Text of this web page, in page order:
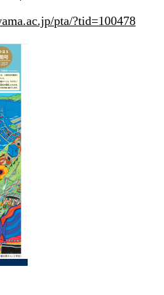
pta/?tid=100478